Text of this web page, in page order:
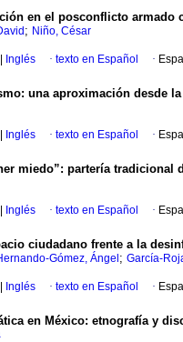
en el posconflicto armado
; Niño, César
Inglés · texto en Español ·
una aproximación desde
Inglés · texto en Español ·
miedo”: partería tradicional
Inglés · texto en Español ·
ciudadano frente a la
Gómez, Ángel ; García-
Inglés · texto en Español ·
en México: etnografía y